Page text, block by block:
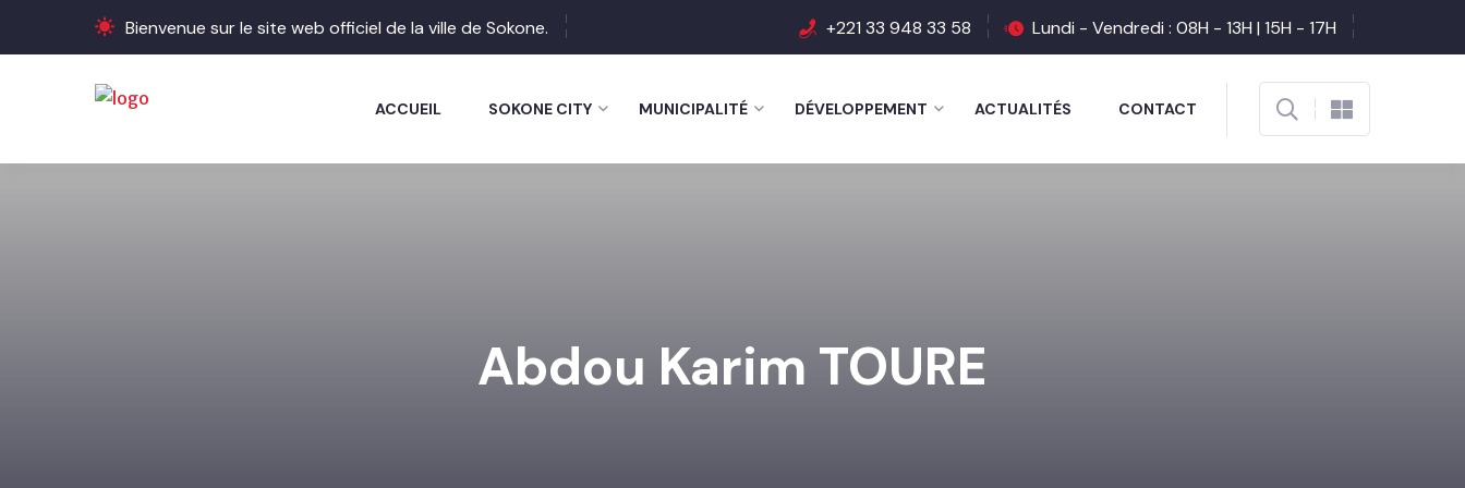
Bienvenue sur le site web officiel de la ville de Sokone. +221 33 948 33 58 Lundi - Vendredi : 08H - 13H | 15H - 17H
ACCUEIL SOKONE CITY MUNICIPALITÉ DÉVELOPPEMENT ACTUALITÉS CONTACT
Abdou Karim TOURE